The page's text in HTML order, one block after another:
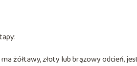
żółtawy, złoty lub brązowy odcień,